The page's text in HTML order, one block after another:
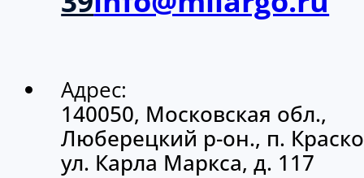
Адрес:
140050, Московская обл.,
Люберецкий р-он., п.
ул. Карла Маркса, д. 117